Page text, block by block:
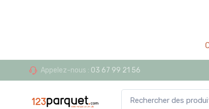
Appelez-nous : 03 67 99 21 56